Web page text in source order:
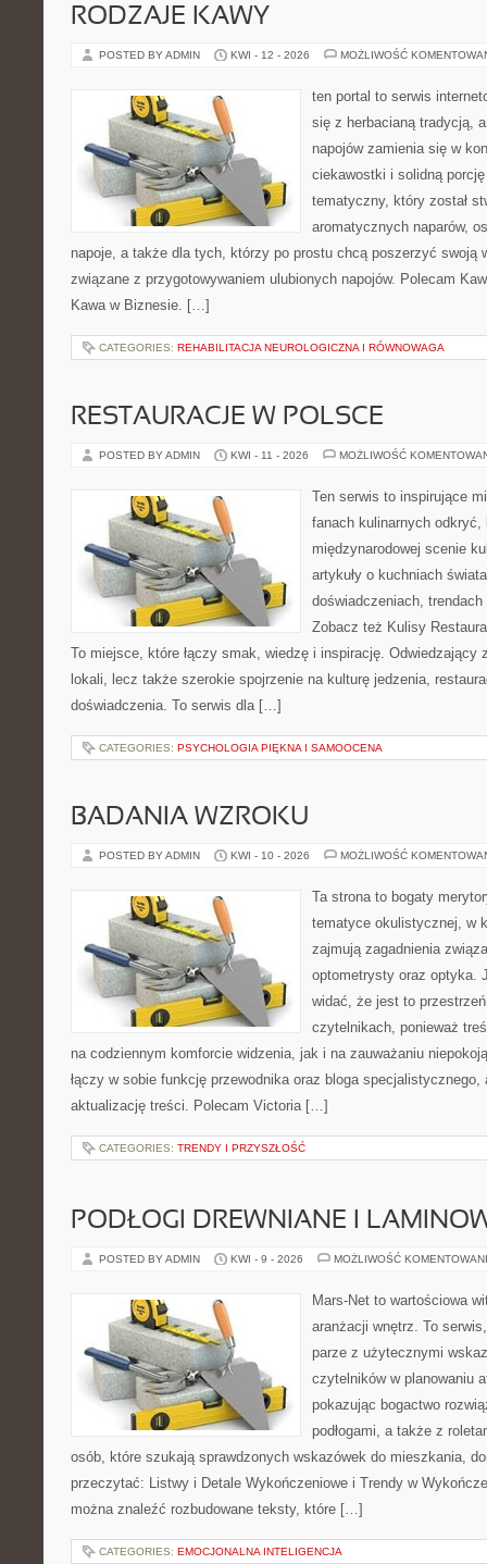
RODZAJE KAWY
POSTED BY ADMIN KWI - 12 - 2026 MOŻLIWOŚĆ
ten portal to serwis
się z herbacianą tradycją,
napojów zamienia się w
ciekawostki i solidną
tematyczny, który został
aromatycznych naparów,
napoje, a także dla tych, którzy po prostu chcą poszerzyć swoją
związane z przygotowywaniem ulubionych napojów. Polecam
Kawa w Biznesie. […]
CATEGORIES: REHABILITACJA NEUROLOGICZNA I RÓWNOWAGA
RESTAURACJE W POLSCE
POSTED BY ADMIN KWI - 11 - 2026 MOŻLIWOŚĆ
Ten serwis to inspirujące
fanach kulinarnych
międzynarodowej scenie
artykuły o kuchniach
doświadczeniach,
Zobacz też Kulisy
To miejsce, które łączy smak, wiedzę i inspirację. Odwiedzający
lokali, lecz także szerokie spojrzenie na kulturę jedzenia,
doświadczenia. To serwis dla […]
CATEGORIES: PSYCHOLOGIA PIĘKNA I SAMOOCENA
BADANIA WZROKU
POSTED BY ADMIN KWI - 10 - 2026 MOŻLIWOŚĆ
Ta strona to bogaty
tematyce okulistycznej, w
zajmują zagadnienia
optometrysty oraz optyka.
widać, że jest to
czytelnikach, ponieważ
na codziennym komforcie widzenia, jak i na zauważaniu
łączy w sobie funkcję przewodnika oraz bloga specjalistycznego,
aktualizację treści. Polecam Victoria […]
CATEGORIES: TRENDY I PRZYSZŁOŚĆ
PODŁOGI DREWNIANE I
POSTED BY ADMIN KWI - 9 - 2026 MOŻLIWOŚĆ
Mars-Net to wartościowa
aranżacji wnętrz. To
parze z użytecznymi
czytelników w planowaniu
pokazując bogactwo
podłogami, a także z
osób, które szukają sprawdzonych wskazówek do mieszkania,
przeczytać: Listwy i Detale Wykończeniowe i Trendy w
można znaleźć rozbudowane teksty, które […]
CATEGORIES: EMOCJONALNA INTELIGENCJA